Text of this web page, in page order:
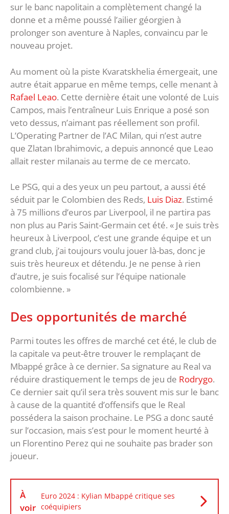
sur le banc napolitain a complètement changé la
donne et a même poussé l’ailier géorgien à
prolonger son aventure à Naples, convaincu par le
nouveau projet.
Au moment où la piste Kvaratskhelia émergeait, une
autre était apparue en même temps, celle menant à
Rafael Leao. Cette dernière était une volonté de Luis
Campos, mais l’entraîneur Luis Enrique a posé son
veto dessus, n’aimant pas réellement son profil.
L’Operating Partner de l’AC Milan, qui n’est autre
que Zlatan Ibrahimovic, a depuis annoncé que Leao
allait rester milanais au terme de ce mercato.
Le PSG, qui a des yeux un peu partout, a aussi été
séduit par le Colombien des Reds, Luis Diaz. Estimé
à 75 millions d’euros par Liverpool, il ne partira pas
non plus au Paris Saint-Germain cet été. « Je suis très
heureux à Liverpool, c’est une grande équipe et un
grand club, j’ai toujours voulu jouer là-bas, donc je
suis très heureux et détendu. Je ne pense à rien
d’autre, je suis focalisé sur l’équipe nationale
colombienne. »
Des opportunités de marché
Parmi toutes les offres de marché cet été, le club de
la capitale va peut-être trouver le remplaçant de
Mbappé grâce à ce dernier. Sa signature au Real va
réduire drastiquement le temps de jeu de Rodrygo.
Ce dernier sait qu’il sera très souvent mis sur le banc
à cause de la quantité d’offensifs que le Real
possédera la saison prochaine. Le PSG a donc sauté
sur l’occasion, mais s’est pour le moment heurté à
un Florentino Perez qui ne souhaite pas brader son
joueur.
À
voir
Euro 2024 : Kylian Mbappé critique ses
coéquipiers